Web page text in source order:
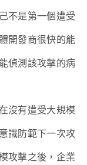
不是第一個遭受
開發商很快的能
偵測該攻擊的病
沒有遭受大規模
識防範下一次攻
攻擊之後，企業